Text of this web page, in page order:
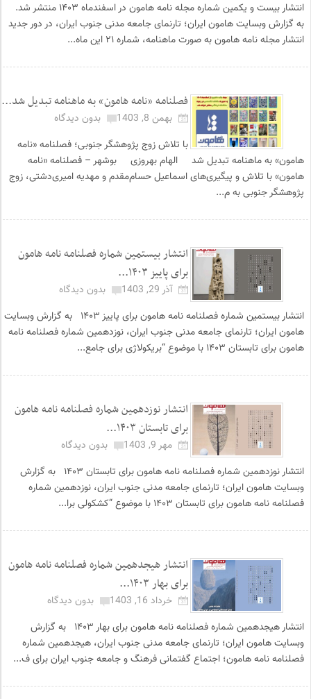
انتشار بیست و یکمین شماره مجله نامه هامون در اسفندماه ۱۴۰۳ منتشر شد.
به گزارش وبسایت هامون ایران؛ تارنمای جامعه مدنی جنوب ایران، در دور جدید
انتشار مجله نامه هامون به صورت ماهنامه، شماره ۲۱ این ماه...
فصلنامه «نامه هامون» به ماهنامه تبدیل شد...
بهمن 8, 1403
بدون دیدگاه
با تلاش زوج پژوهشگر جنوبی؛ فصلنامه «نامه
هامون» به ماهنامه تبدیل شد الهام بهروزی بوشهر – فصلنامه «نامه
هامون» با تلاش و پیگیری‌های اسماعیل حسام‌مقدم و مهدیه امیری‌دشتی، زوج
پژوهشگر جنوبی به م...
انتشار بیستمین شماره فصلنامه نامه هامون
برای پاییز ۱۴۰۳...
آذر 29, 1403
بدون دیدگاه
انتشار بیستمین شماره فصلنامه نامه هامون برای پاییز ۱۴۰۳ به گزارش وبسایت
هامون ایران؛ تارنمای جامعه مدنی جنوب ایران، نوزدهمین شماره فصلنامه نامه
هامون برای تابستان ۱۴۰۳ با موضوع “بریکولاژی برای جامع...
انتشار نوزدهمین شماره فصلنامه نامه هامون
برای تابستان ۱۴۰۳...
مهر 9, 1403
بدون دیدگاه
انتشار نوزدهمین شماره فصلنامه نامه هامون برای تابستان ۱۴۰۳ به گزارش
وبسایت هامون ایران؛ تارنمای جامعه مدنی جنوب ایران، نوزدهمین شماره
فصلنامه نامه هامون برای تابستان ۱۴۰۳ با موضوع “کشکولی برا...
انتشار هیجدهمین شماره فصلنامه نامه هامون
برای بهار ۱۴۰۳...
خرداد 16, 1403
بدون دیدگاه
انتشار هیجدهمین شماره فصلنامه نامه هامون برای بهار ۱۴۰۳ به گزارش
وبسایت هامون ایران؛ تارنمای جامعه مدنی جنوب ایران، هیجدهمین شماره
فصلنامه نامه هامون؛ اجتماع گفتمانی فرهنگ و جامعه جنوب ایران برای ف...